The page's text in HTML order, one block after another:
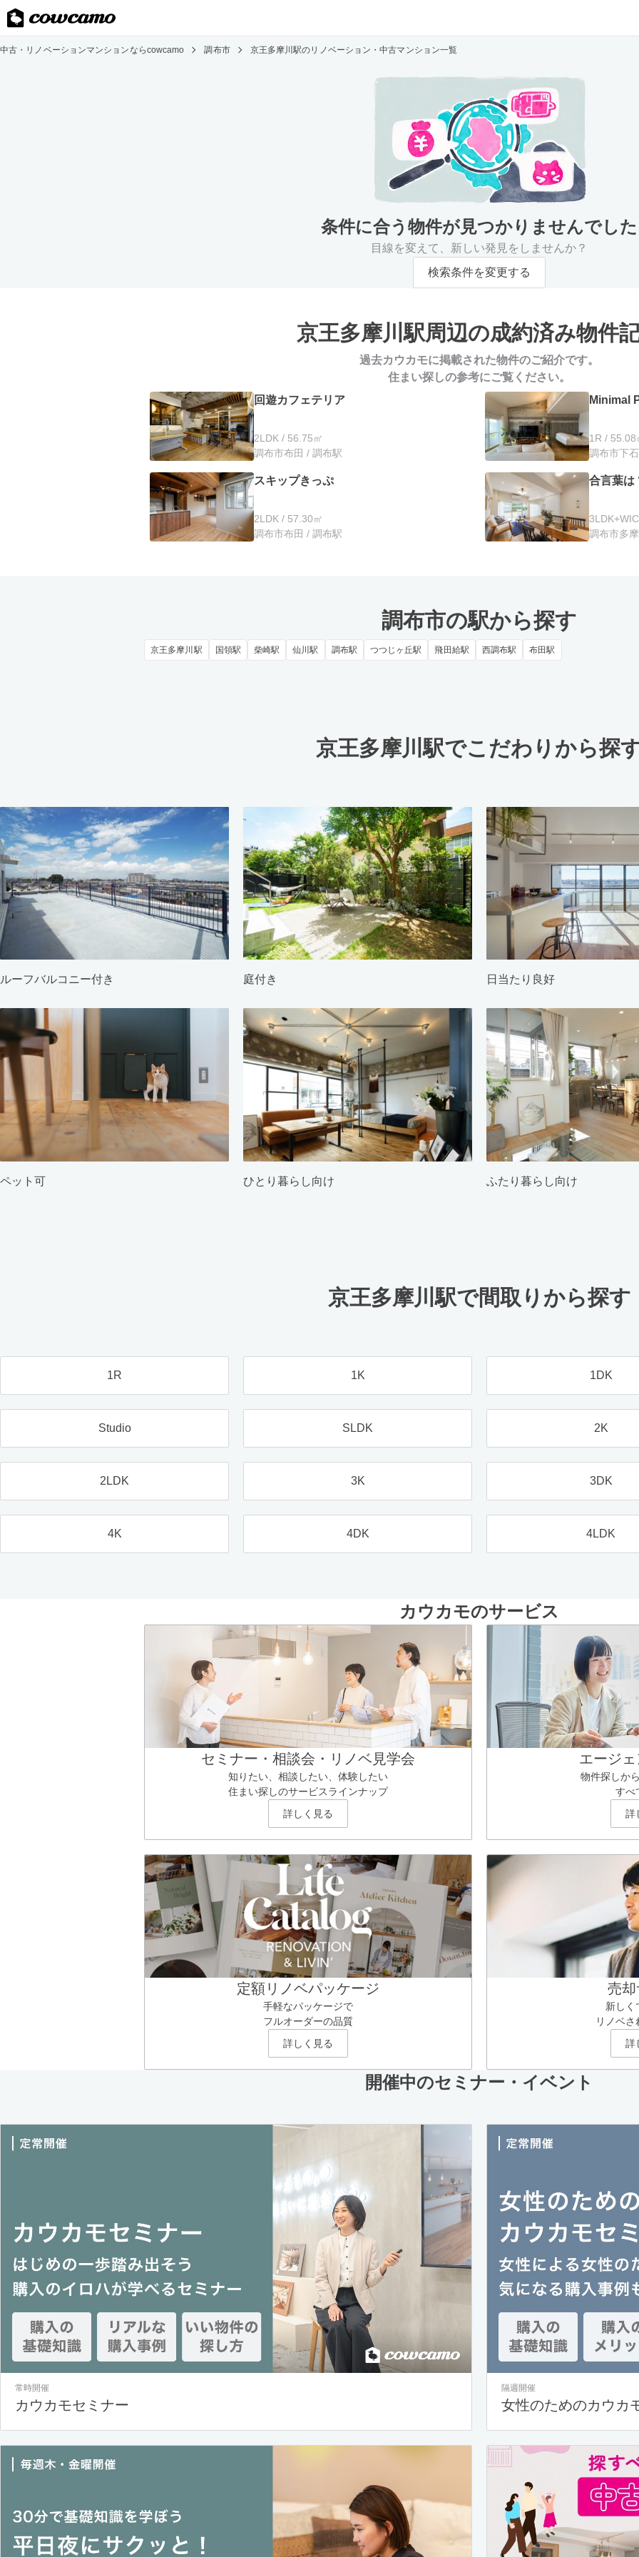
中古・リノベーションマンションならcowcamo 調布市 京王多摩川駅のリノベーション・中古マンション一覧
条件に合う物件が見つかりませんでした
目線を変えて、新しい発見をしませんか？
検索条件を変更する
京王多摩川駅周辺の成約済み物件
過去カウカモに掲載された物件のご紹介です。
住まい探しの参考にご覧ください。
回遊カフェテリア
2LDK / 56.75㎡
調布市布田 / 調布駅
Minimal
1R / 55.08
調布市下
スキップきっぷ
2LDK / 57.30㎡
調布市布田 / 調布駅
合言葉は
調布市多
調布市の駅から探す
京王多摩川駅 国領駅 柴崎駅 仙川駅 調布駅 つつじヶ丘駅 飛田給駅 西調布駅 布田駅
京王多摩川駅でこだわりから探
ルーフバルコニー付き 庭付き 日当たり良好
ペット可 ひとり暮らし向け ふたり暮らし向け
京王多摩川駅で間取りから探す
1R 1K 1DK
Studio SLDK 2K
2LDK 3K 3DK
4K 4DK 4LDK
カウカモのサービス
セミナー・相談会・リノベ見学会
知りたい、相談したい、体験したい
住まい探しのサービスラインナップ
詳しく見る
エージ
物件探しか
すべ
詳
定額リノベパッケージ
手軽なパッケージで
フルオーダーの品質
詳しく見る
売
新しく
リノベ
詳
開催中のセミナー・イベント
常時開催
カウカモセミナー
隔週開催
女性のためのカウカ